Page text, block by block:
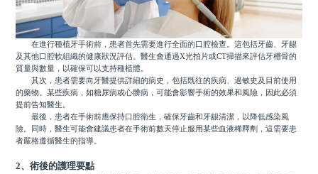
在進行種植牙手術前，患者首先需要進行全面的口腔檢查。這包括牙齒、牙龈
及其他口腔軟組織的健康狀況評估。醫生會通過X光拍片或CT掃描來評估牙槽骨的
質量與數量，以確保可以支持種植體。
其次，患者需要向牙醫提供詳細的病史，包括既往的疾病、過敏史及目前使用
的藥物。某些疾病，如糖尿病或心髒病，可能會影響手術的效果和風險，因此必須
提前告知醫生。
最後，患者在手術前應保持口腔衛生，確保牙齒和牙龈清潔，以降低感染風
險。同時，醫生可能會建議患者在手術前數天停止服用某些血液稀釋劑，這需要患
者嚴格遵循醫生的指導。
2、術後的護理要點